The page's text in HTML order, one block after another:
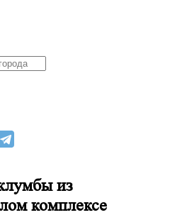
из
комплексе